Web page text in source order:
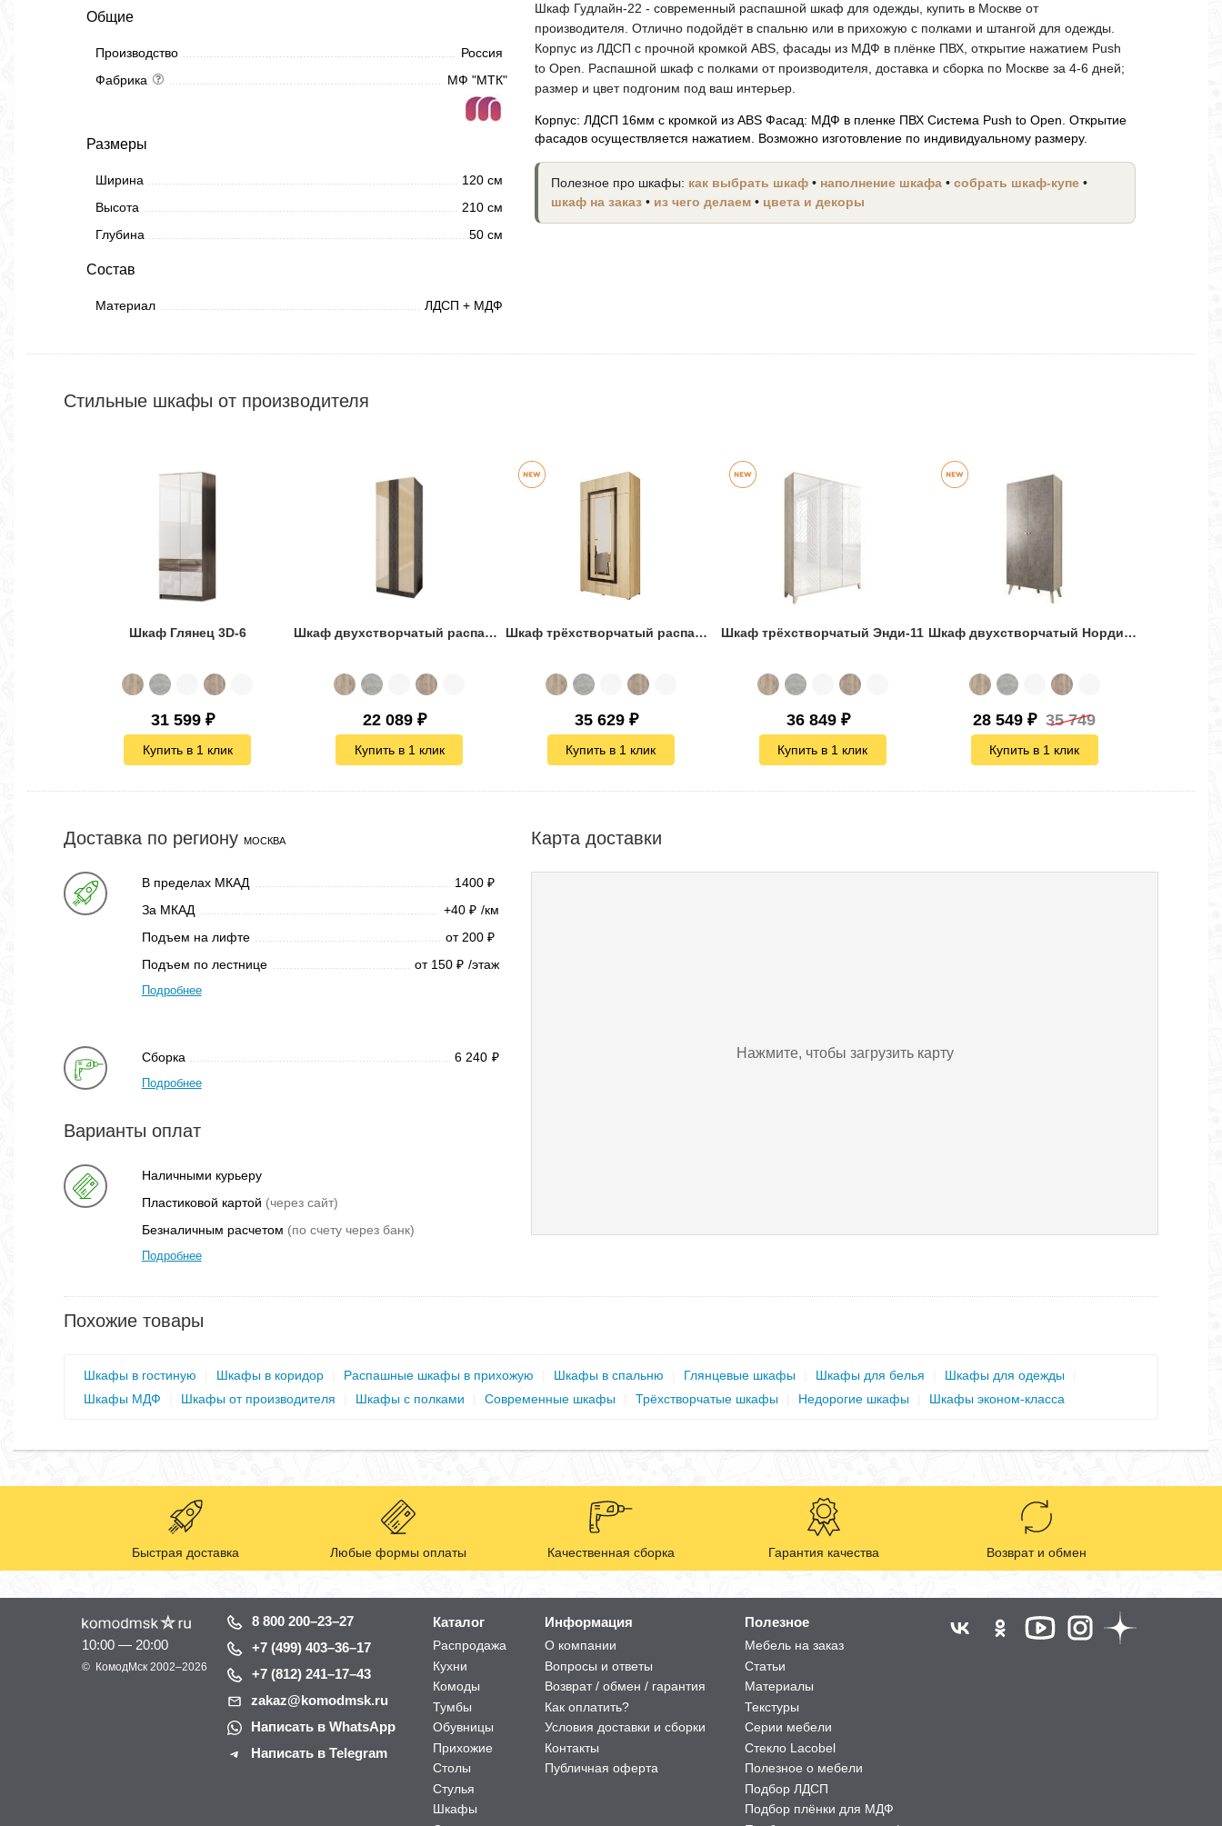
Общие
Производство
Россия
Фабрика
МФ "МТК"
Размеры
Ширина
120 см
Высота
210 см
Глубина
50 см
Состав
Материал ЛДСП + МДФ
Шкаф Гудлайн-22 - современный распашной шкаф для одежды, купить в Москве от
производителя. Отлично подойдёт в спальню или в прихожую с полками и штангой для одежды.
Корпус из ЛДСП с прочной кромкой ABS, фасады из МДФ в плёнке ПВХ, открытие нажатием Push
to Open. Распашной шкаф с полками от производителя, доставка и сборка по Москве за 4-6 дней;
размер и цвет подгоним под ваш интерьер.
Корпус: ЛДСП 16мм с кромкой из ABS Фасад: МДФ в пленке ПВХ Система Push to Open. Открытие
фасадов осуществляется нажатием. Возможно изготовление по индивидуальному размеру.
Полезное про шкафы: как выбрать шкаф • наполнение шкафа •собрать шкаф-купе •
шкаф на заказ • из чего делаем • цвета и декоры
Стильные шкафы от производителя
Шкаф Глянец 3D-6
31 599 ₽
Купить в 1 клик
Шкаф двухстворчатый распашной Виго-5
22 089 ₽
Купить в 1 клик
Шкаф трёхстворчатый распашной Дизайн Люкс-26
35 629 ₽
Купить в 1 клик
Шкаф трёхстворчатый Энди-11
36 849 ₽
Купить в 1 клик
Шкаф двухстворчатый Нордик-5
28 549 ₽ 35 749
Купить в 1 клик
Доставка по региону МОСКВА
В пределах МКАД 1400 ₽
За МКАД +40 ₽ /км
Подъем на лифте
от 200 ₽
Подъем по лестнице от 150 ₽ /этаж
Подробнее
Сборка 6 240 ₽
Подробнее
Варианты оплат
Наличными курьеру
Пластиковой картой (через сайт)
Безналичным расчетом (по счету через банк)
Подробнее
Карта доставки
Нажмите, чтобы загрузить карту
Похожие товары
Шкафы в гостиную Шкафы в коридор Распашные шкафы в прихожую Шкафы в спальню Глянцевые шкафы Шкафы для белья Шкафы для одежды
Шкафы МДФ
Шкафы от производителя Шкафы с полками Современные шкафы Трёхстворчатые шкафы Недорогие шкафы Шкафы эконом-класса
Быстрая доставка Любые формы оплаты Качественная сборка Гарантия качества Возврат и обмен
10:00 — 20:00
© КомодМск 2002–2026
8 800 200–23–27
+7 (499) 403–36–17
+7 (812) 241–17–43
zakaz@komodmsk.ru
Написать в WhatsApp
Написать в Telegram
Каталог
Распродажа
Кухни
Комоды
Тумбы
Обувницы
Прихожие
Столы
Стулья
Шкафы
Информация
О компании
Вопросы и ответы
Возврат / обмен / гарантия
Как оплатить?
Условия доставки и сборки
Контакты
Публичная оферта
Полезное
Мебель на заказ
Статьи
Материалы
Текстуры
Серии мебели
Стекло Lacobel
Полезное о мебели
Подбор ЛДСП
Подбор плёнки для МДФ